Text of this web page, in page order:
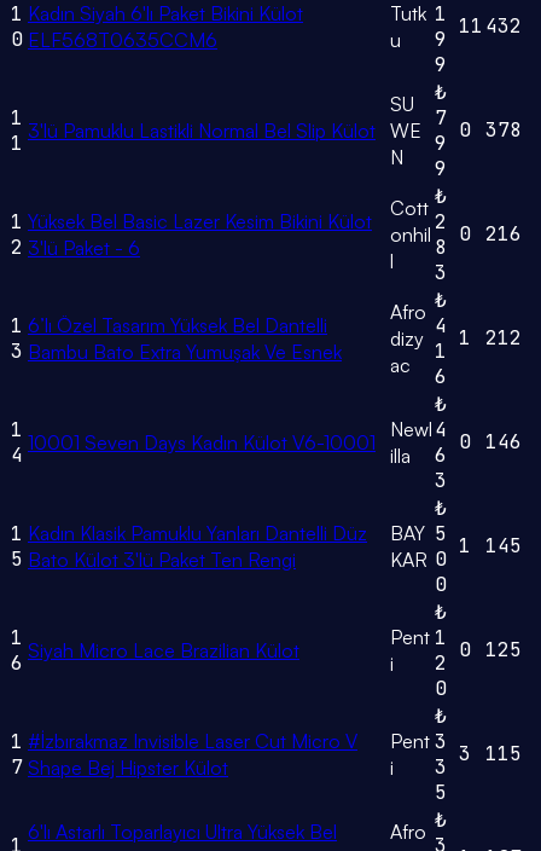
1
0
Kadın Siyah 6'lı Paket Bikini Külot
ELF568T0635CCM6
Tutk
u
1
9
9
11 432
1
1 3'lü Pamuklu Lastikli Normal Bel Slip Külot
SU
WE
N
₺
7
9
9
0 378
1
2
Yüksek Bel Basic Lazer Kesim Bikini Külot
3'lü Paket - 6
Cott
onhil
l
₺
2
8
3
0 216
1
3
6’lı Özel Tasarım Yüksek Bel Dantelli
Bambu Bato Extra Yumuşak Ve Esnek
Afro
dizy
ac
₺
4
1
6
1 212
1
4 10001 Seven Days Kadın Külot V6-10001
Newl
illa
₺
4
6
3
0 146
1
5
Kadın Klasik Pamuklu Yanları Dantelli Düz
Bato Külot 3'lü Paket Ten Rengi
BAY
KAR
₺
5
0
0
1 145
1
6 Siyah Micro Lace Brazilian Külot
Pent
i
₺
1
2
0
0 125
1
7
#İzbırakmaz Invisible Laser Cut Micro V
Shape Bej Hipster Külot
Pent
i
₺
3
3
5
3 115
6'lı Astarlı Toparlayıcı Ultra Yüksek Bel
Afro ₺